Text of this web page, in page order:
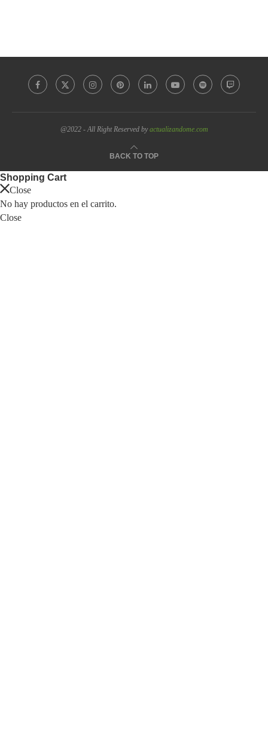
@2022 - All Right Reserved byactualizandome.com
BACK TO TOP
Shopping Cart
Close
No hay productos en el carrito.
Close